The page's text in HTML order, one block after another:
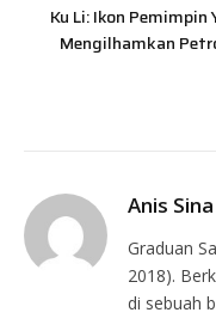
Ku Li: Ikon Pemimpin
Mengilhamkan
Anis Sina
Graduan
2018).
di sebuah